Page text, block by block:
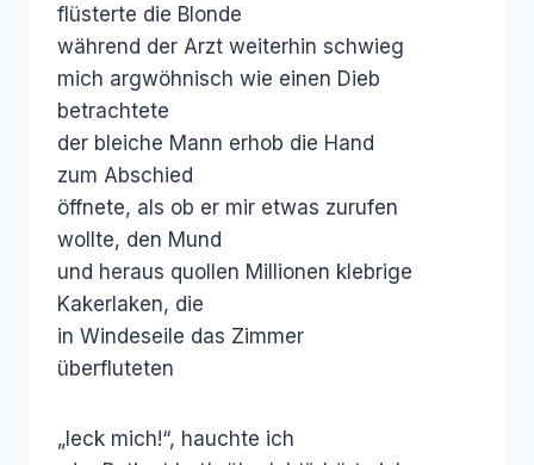
flüsterte die Blonde
während der Arzt weiterhin schwieg
mich argwöhnisch wie einen Dieb
betrachtete
der bleiche Mann erhob die Hand
zum Abschied
öffnete, als ob er mir etwas zurufen
wollte, den Mund
und heraus quollen Millionen klebrige
Kakerlaken, die
in Windeseile das Zimmer
überfluteten
„leck mich!“, hauchte ich